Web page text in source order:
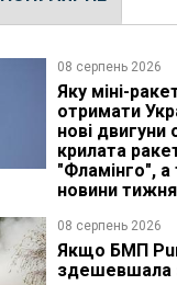
08 серпень 2026
Яку міні-
отримати
нові двигуни
крилата
"Фламінго", а
новини тижня
08 серпень 2026
Якщо БМП
здешевшала